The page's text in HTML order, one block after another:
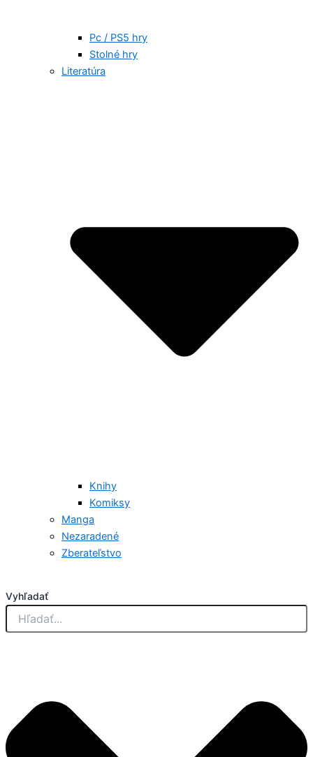
Pc / PS5 hry
Stolné hry
Literatúra
Knihy
Komiksy
Manga
Nezaradené
Zberateľstvo
Vyhľadať